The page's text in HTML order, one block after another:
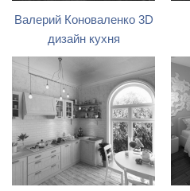
Валерий Коноваленко 3D
дизайн кухня